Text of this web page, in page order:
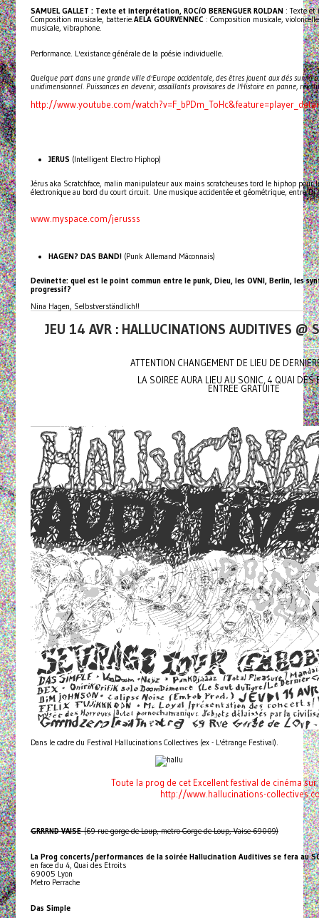
SAMUEL GALLET : Texte et interprétation, ROCíO BERENGUER ROLDAN: Texte
Composition musicale, batterie. AELA GOURVENNEC : Composition musicale,
musicale, vibraphone.
Performance. L'existance générale de la poésie individuelle.
Quelque part dans une grande ville d'Europe occidentale, des êtres jouent aux dés sur la
unidimensionnel. Puissances en devenir, assaillants provisoires de l'Histoire en panne,
http://www.youtube.com/
JERUS(Intelligent Electro Hiphop)
Jérus aka Scratchface, malin manipulateur aux mains scratcheuses tord le hiphop pour
électronique au bord du court circuit. Une musique accidentée et géométrique, entre
www.myspace.com/jerusss
HAGEN? DAS BAND!(Punk Allemand Mâconnais)
Devinette: quel est le point commun entre le punk, Dieu, les OVNI, Berlin, les
progressif?
Nina Hagen, Selbstverständlich!!
JEU 14 AVR : HALLUCINATIONS AUDITIVES @
ATTENTION CHANGEMENT DE LIEU DE
LA SOIREE AURA LIEU AU SONIC, 4 QUAI DES
ENTREE GRATUITE
Dans le cadre du Festival Hallucinations Collectives (ex - L'étrange Festival).
Toute la prog de cet Excellent festival de cinéma
http://www.hallucinations-
GRRRND VAISE(69 rue gorge de Loup, metro Gorge de Loup, Vaise 69009)
La Prog concerts/performances de la soirée Hallucination Auditives se fera au
en face du 4, Quai des Etroits
69005 Lyon
Metro Perrache
Das Simple